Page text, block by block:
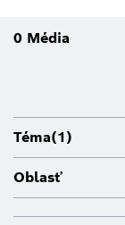
0 Média
Téma(1)
Oblasť